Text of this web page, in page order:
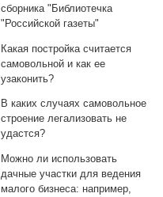
сборника "Библиотечка
"Российской газеты"
Какая постройка считается
самовольной и как ее
узаконить?
В каких случаях самовольное
строение легализовать не
удастся?
Можно ли использовать
дачные участки для ведения
малого бизнеса: например,